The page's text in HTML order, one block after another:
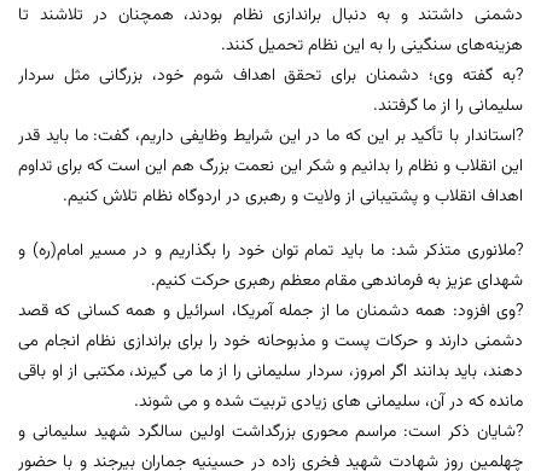
دشمنی داشتند و به دنبال براندازی نظام بودند، همچنان در تلاشند تا
هزینه‌های سنگینی را به این نظام تحمیل کنند.
?به گفته وی؛ دشمنان برای تحقق اهداف شوم خود، بزرگانی مثل سردار
سلیمانی را از ما گرفتند.
?استاندار با تأکید بر این که ما در این شرایط وظایفی داریم، گفت: ما باید قدر
این انقلاب و نظام را بدانیم و شکر این نعمت بزرگ هم این است که برای تداوم
اهداف انقلاب و پشتیبانی از ولایت و رهبری در اردوگاه نظام تلاش کنیم.
?ملانوری متذکر شد: ما باید تمام توان خود را بگذاریم و در مسیر امام(ره) و
شهدای عزیز به فرماندهی مقام معظم رهبری حرکت کنیم.
?وی افزود: همه دشمنان ما از جمله آمریکا، اسرائیل و همه کسانی که قصد
دشمنی دارند و حرکات پست و مذبوحانه خود را برای براندازی نظام انجام می
دهند، باید بدانند اگر امروز، سردار سلیمانی را از ما می گیرند، مکتبی از او باقی
مانده که در آن، سلیمانی های زیادی تربیت شده و می شوند.
?شایان ذکر است: مراسم محوری بزرگداشت اولین سالگرد شهید سلیمانی و
چهلمین روز شهادت شهید فخری زاده در حسینیه جماران بیرجند و با حضور